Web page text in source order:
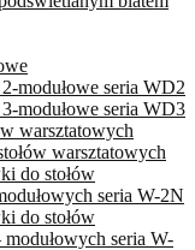
modułowe seria WD2
modułowe seria WD3
warsztatowych
warsztatowych
do stołów
seria W-2N
do stołów
seria W-